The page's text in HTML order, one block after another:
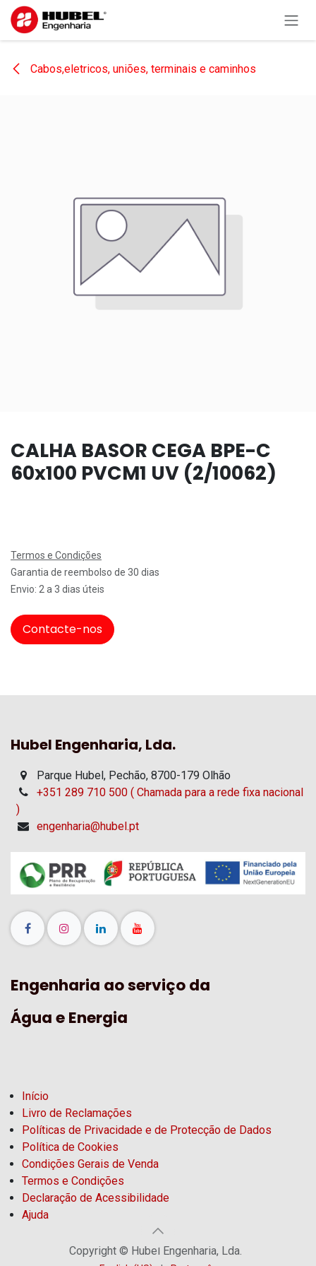
Pular para o conteúdo
Cabos,eletricos, uniões, terminais e caminhos
CALHA BASOR CEGA BPE-C
60x100 PVCM1 UV (2/10062)
Termos e Condições
Garantia de reembolso de 30 dias
Envio: 2 a 3 dias úteis
Contacte-nos
Hubel Engenharia, Lda.
Parque Hubel, Pechão, 8700-179 Olhão
+351 289 710 500 ( Chamada para a rede fixa nacional
)
engenharia@hubel.pt
Engenharia ao serviço da
Água e Energia
Início
Livro de Reclamações
Políticas de Privacidade e de Protecção de Dados
Política de Cookies
Condições Gerais de Venda
Termos e Condições
Declaração de Acessibilidade
Ajuda
Copyright © Hubel Engenharia, Lda.